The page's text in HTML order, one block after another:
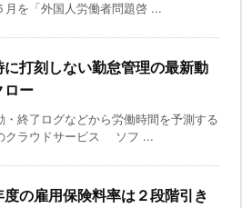
月を「外国人労働者問題啓 ...
に打刻しない勤怠管理の最新動
ロー
・終了ログなどから労働時間を予測する
クラウドサービス ソフ ...
の雇用保険料率は２段階引き